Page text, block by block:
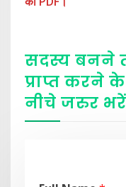
सदस्य बनने
प्राप्त करने
नीचे जरुर भरें